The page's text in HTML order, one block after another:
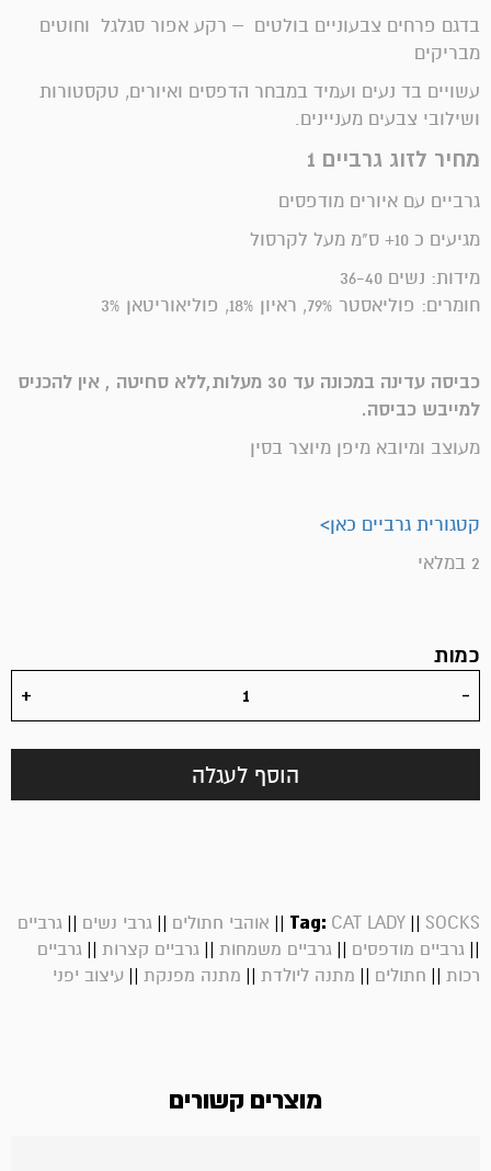
בדגם פרחים צבעוניים בולטים – רקע אפור סגלגל וחוטים
מבריקים
עשויים בד נעים ועמיד במבחר הדפסים ואיורים, טקסטורות
ושילובי צבעים מעניינים.
מחיר לזוג גרביים 1
גרביים עם איורים מודפסים
מגיעים כ 10+ ס"מ מעל לקרסול
מידות: נשים 36-40
חומרים: פוליאסטר 79%, ראיון 18%, פוליאוריטאן 3%
כביסה עדינה במכונה עד 30 מעלות,ללא סחיטה , אין להכניס
למייבש כביסה.
מעוצב ומיובא מיפן מיוצר בסין
קטגורית גרביים כאן>
2 במלאי
כמות
הוסף לעגלה
Tag: CAT LADY || SOCKS
|| אוהבי חתולים || גרבי נשים || גרביים
|| גרביים מודפסים || גרביים משמחות || גרביים קצרות || גרביים
רכות || חתולים || מתנה ליולדת || מתנה מפנקת || עיצוב יפני
מוצרים קשורים